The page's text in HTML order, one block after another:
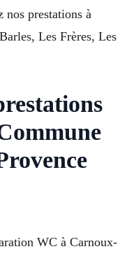
nos prestations à
Les Frères, Les
WC à Carnoux-